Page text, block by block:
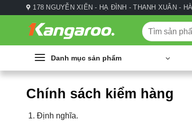
dung
178 NGUYỄN XIỂN - HẠ ĐÌNH - THANH XUÂN -
Tìm
kiếm:
Danh mục sản phẩm
Chính sách kiểm hàng
Định nghĩa.